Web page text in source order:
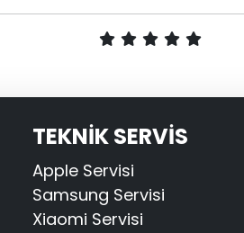
TEKNİK SERVİS
Apple Servisi
Samsung Servisi
Xiaomi Servisi